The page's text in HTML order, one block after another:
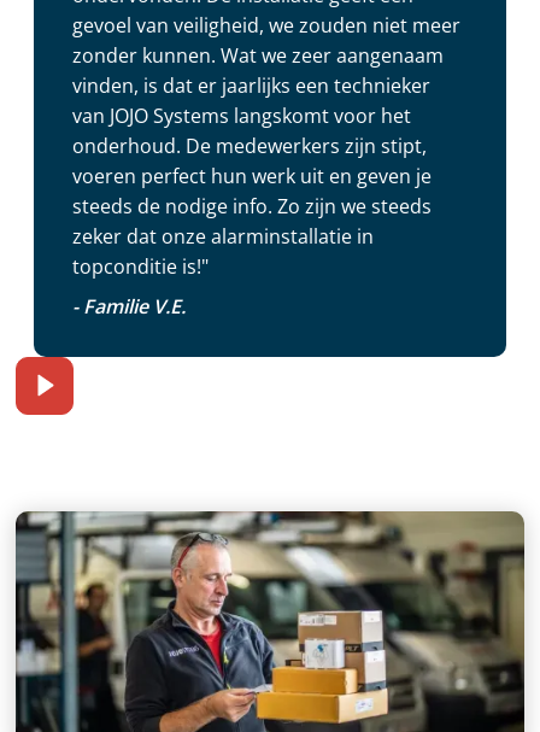
gevoel van veiligheid, we zouden niet meer
zonder kunnen. Wat we zeer aangenaam
vinden, is dat er jaarlijks een technieker
van JOJO Systems langskomt voor het
onderhoud. De medewerkers zijn stipt,
voeren perfect hun werk uit en geven je
steeds de nodige info. Zo zijn we steeds
zeker dat onze alarminstallatie in
topconditie is!"
- Familie V.E.